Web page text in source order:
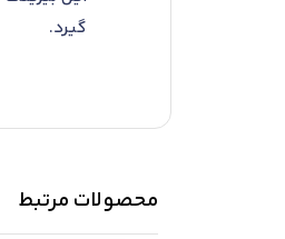
گیرد.
محصولات مرتبط